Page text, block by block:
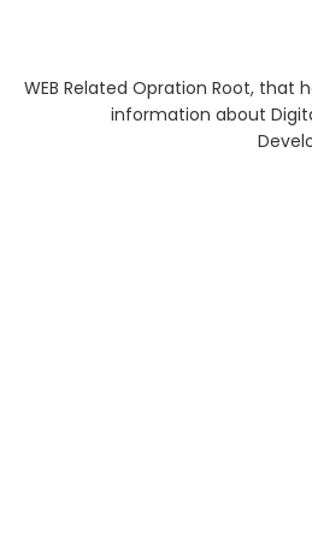
WEB Related
information